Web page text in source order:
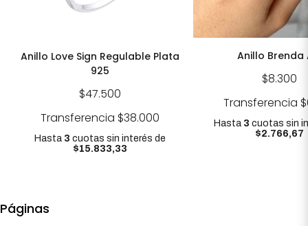
Anillo Love Sign Regulable Plata
925
$47.500
Transferencia $38.000
Hasta 3 cuotas sin interésde
$15.833,33
Anillo Brenda
$8.300
Transferencia
Hasta 3 cuotas sin
$2.766,67
Páginas